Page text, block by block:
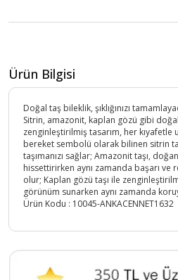
Ürün Bilgisi
Doğal taş bileklik, şıklığınızı
Sitrin, amazonit, kaplan gözü gibi
zenginleştirilmiş tasarım, her kıyafetle
bereket sembolü olarak bilinen sitrin
taşımanızı sağlar; Amazonit taşı,
hissettirirken aynı zamanda başarı ve
olur; Kaplan gözü taşı ile
görünüm sunarken aynı zamanda
Ürün Kodu : 10045-ANKACENNET1632